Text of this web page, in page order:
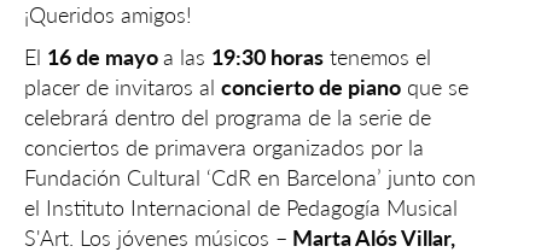
¡Queridos amigos!
El 16 de mayoa las 19:30 horas tenemos el
placer de invitaros al concierto de piano que se
celebrará dentro del programa de la serie de
conciertos de primavera organizados por la
Fundación Cultural ‘CdR en Barcelona’ junto con
el Instituto Internacional de Pedagogía Musical
S'Art. Los jóvenes músicos – Marta Alós Villar,